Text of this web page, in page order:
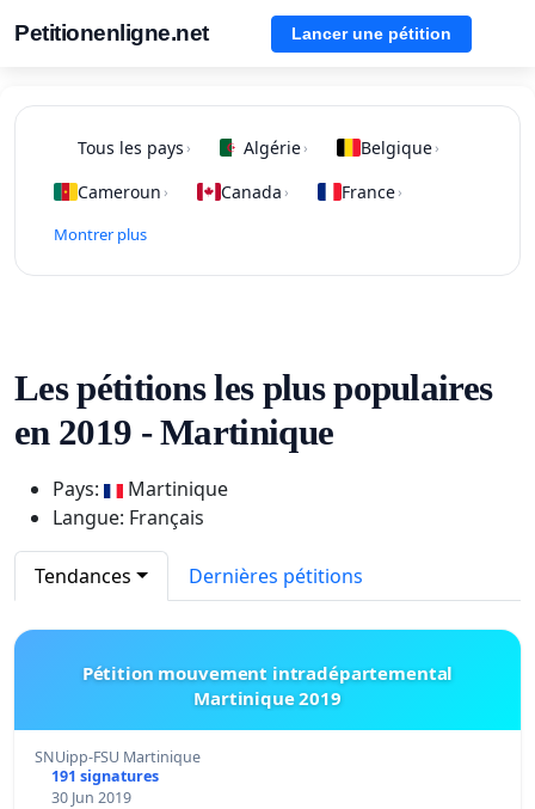
Petitionenligne.net Lancer une pétition
Tous les pays › Algérie› Belgique›
Cameroun › Canada › France›
Montrer plus
Les pétitions les plus populaires
en 2019 - Martinique
Pays:
Martinique
Langue: Français
Tendances Dernières pétitions
Pétition mouvement intradépartemental
Martinique 2019
SNUipp-FSU Martinique
191 signatures
30 Jun 2019